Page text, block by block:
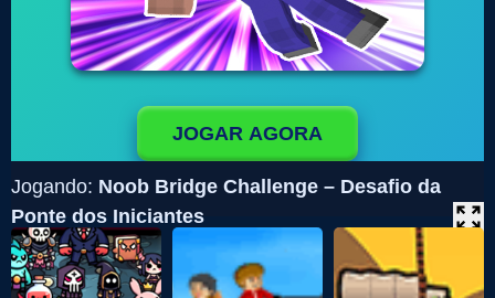
JOGAR AGORA
Jogando: Noob Bridge Challenge – Desafio da
Ponte dos Iniciantes